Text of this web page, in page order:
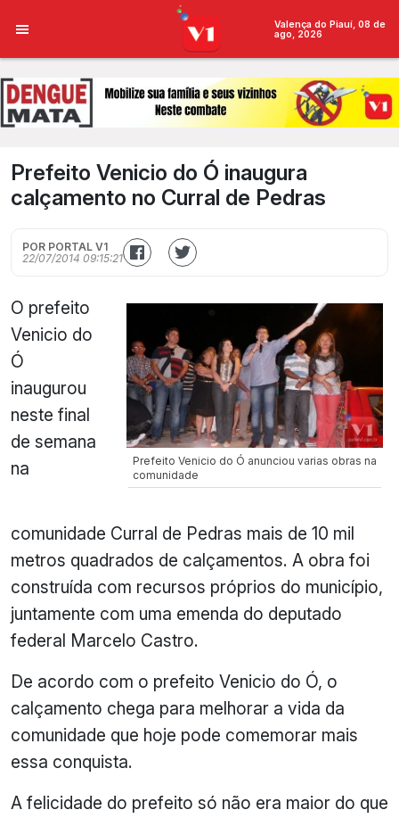
Valença do Piauí, 08 de
ago, 2026
Prefeito Venicio do Ó inaugura
calçamento no Curral de Pedras
POR PORTAL V1
22/07/2014 09:15:21
Prefeito Venicio do Ó anunciou varias obras na
comunidade
O prefeito
Venicio do
Ó
inaugurou
neste final
de semana
na
comunidade Curral de Pedras mais de 10 mil
metros quadrados de calçamentos. A obra foi
construída com recursos próprios do município,
juntamente com uma emenda do deputado
federal Marcelo Castro.
De acordo com o prefeito Venicio do Ó, o
calçamento chega para melhorar a vida da
comunidade que hoje pode comemorar mais
essa conquista.
A felicidade do prefeito só não era maior do que